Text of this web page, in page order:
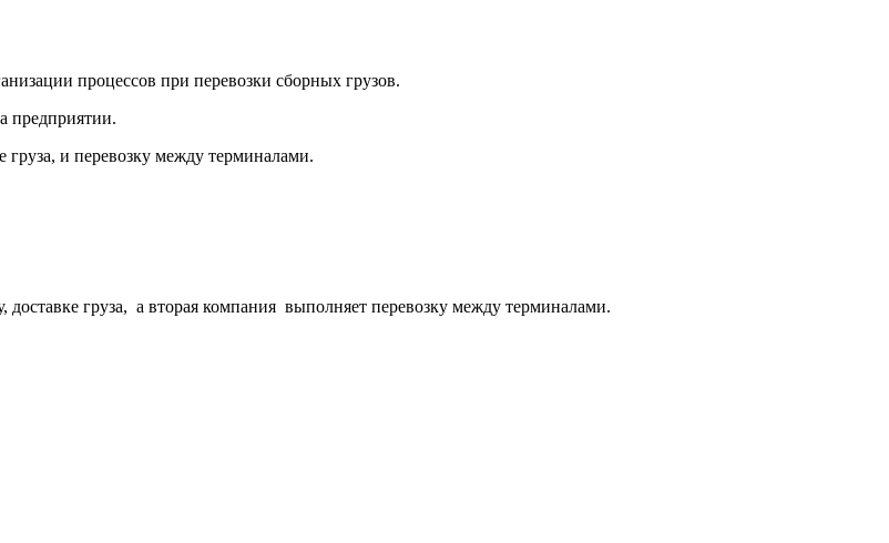
процессов при перевозки сборных грузов.
предприятии.
груза, и перевозку между терминалами.
груза, а вторая компания выполняет перевозку между терминалами.